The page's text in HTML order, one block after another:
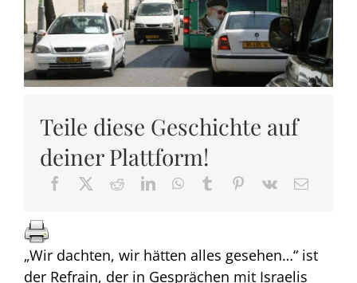
Teile diese Geschichte auf
deiner Plattform!
„Wir dachten, wir hätten alles gesehen…“ ist
der Refrain, der in Gesprächen mit Israelis